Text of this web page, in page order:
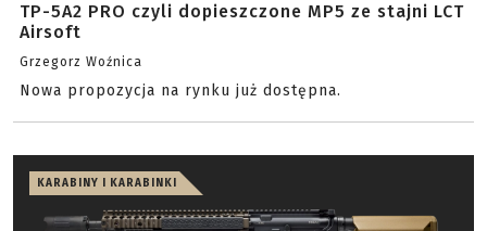
TP-5A2 PRO czyli dopieszczone MP5 ze stajni LCT
Airsoft
Grzegorz Woźnica
Nowa propozycja na rynku już dostępna.
KARABINY I KARABINKI